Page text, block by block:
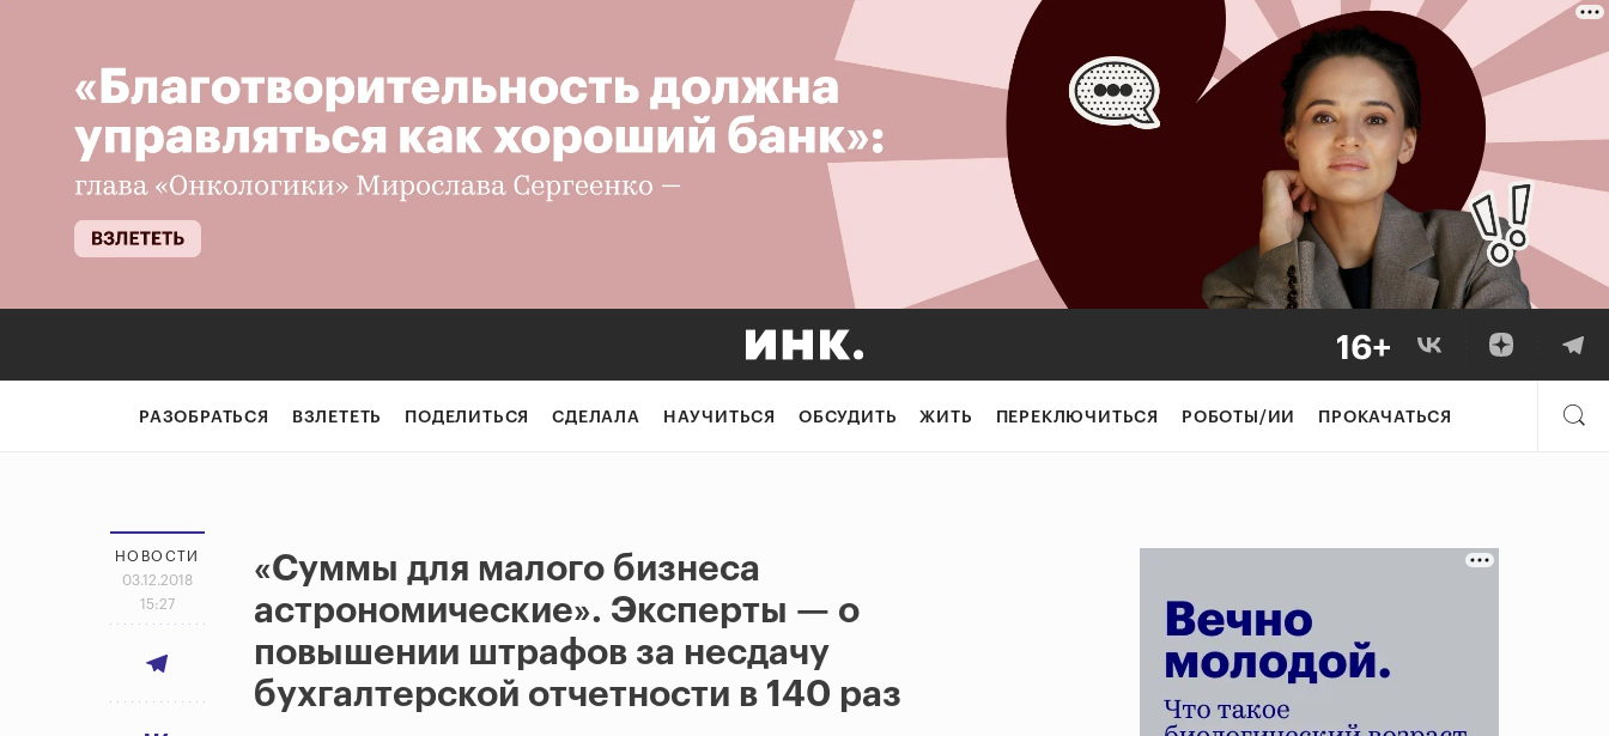
РАЗОБРАТЬСЯ ВЗЛЕТЕТЬ ПОДЕЛИТЬСЯ СДЕЛАЛА НАУЧИТЬСЯ ОБСУДИТЬ ЖИТЬ ПЕРЕКЛЮЧИТЬСЯ РОБОТЫ/ИИ ПРОКАЧАТЬСЯ
НОВОСТИ
03.12.2018
15:27
«Суммы для малого бизнеса
астрономические». Эксперты — о
повышении штрафов за несдачу
бухгалтерской отчетности в 140 раз